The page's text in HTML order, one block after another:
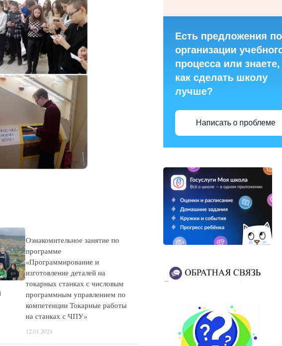
Ознакомительное занятие по
программе
«Программирование и
изготовление деталей на
токарных станках с числовым
программным управлением по
компетенции Токарные работы
на станках с ЧПУ»
12.01.2024
Есть предложения по
организации
процесса или знаете,
как сделать школу
лучше?
Написать о проблеме